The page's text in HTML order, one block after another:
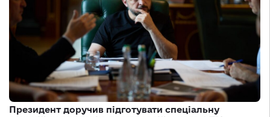
Президент доручив підготувати спеціальну